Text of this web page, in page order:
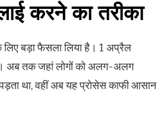
करने का तरीका
बड़ा फैसला लिया है। 1 अप्रैल
अब तक जहां लोगों को अलग-अलग
था, वहीं अब यह प्रोसेस काफी आसान